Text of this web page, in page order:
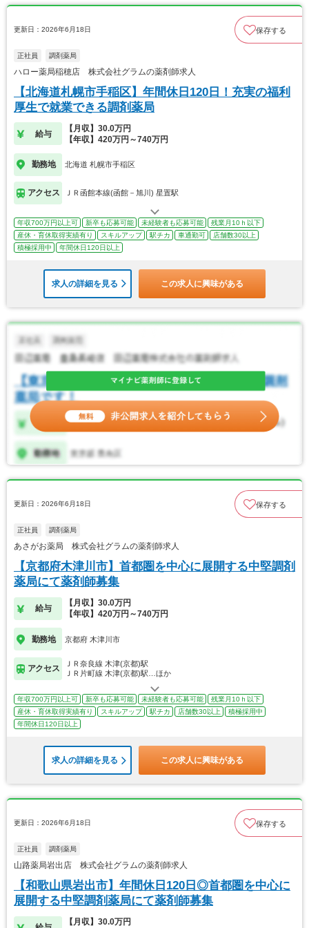
更新日：2026年6月18日 保存する
正社員 調剤薬局
ハロー薬局稲穂店 株式会社グラムの薬剤師求人
【北海道札幌市手稲区】年間休日120日！充実の福利
厚生で就業できる調剤薬局
給与
【月収】30.0万円
【年収】420万円～740万円
勤務地 北海道 札幌市手稲区
アクセス ＪＲ函館本線(函館－旭川) 星置駅
年収700万円以上可 新卒も応募可能 未経験者も応募可能
残業月10ｈ以下
産休・育休取得実績有り
スキルアップ 駅チカ 車通勤可
店舗数30以上
積極採用中
年間休日120日以上
求人の詳細を見る この求人に興味がある
更新日：2026年6月18日 保存する
正社員 調剤薬局
あさがお薬局 株式会社グラムの薬剤師求人
【京都府木津川市】首都圏を中心に展開する中堅調剤
薬局にて薬剤師募集
給与
【月収】30.0万円
【年収】420万円～740万円
勤務地 京都府 木津川市
アクセス
ＪＲ奈良線 木津(京都)駅
ＪＲ片町線 木津(京都)駅…ほか
年収700万円以上可 新卒も応募可能 未経験者も応募可能
残業月10ｈ以下
産休・育休取得実績有り
スキルアップ 駅チカ 店舗数30以上
積極採用中
年間休日120日以上
求人の詳細を見る この求人に興味がある
更新日：2026年6月18日 保存する
正社員 調剤薬局
山路薬局岩出店 株式会社グラムの薬剤師求人
【和歌山県岩出市】年間休日120日◎首都圏を中心に
展開する中堅調剤薬局にて薬剤師募集
【月収】30.0万円